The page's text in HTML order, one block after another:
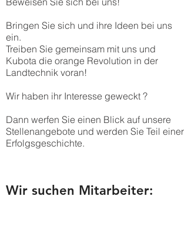
Bringen Sie sich und ihre Ideen bei uns
ein.
Treiben Sie gemeinsam mit uns und
Kubota die orange Revolution in der
Landtechnik voran!
Wir haben ihr Interesse geweckt ?
Dann werfen Sie einen Blick auf unsere
Stellenangebote und werden Sie Teil einer
Erfolgsgeschichte.
Wir suchen Mitarbeiter: